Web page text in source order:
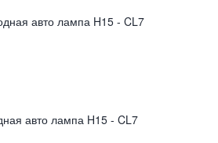
авто лампа H15 - CL7